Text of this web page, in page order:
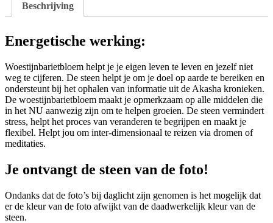
Beschrijving
Energetische werking:
Woestijnbarietbloem helpt je je eigen leven te leven en jezelf niet
weg te cijferen. De steen helpt je om je doel op aarde te bereiken en
ondersteunt bij het ophalen van informatie uit de Akasha kronieken.
De woestijnbarietbloem maakt je opmerkzaam op alle middelen die
in het NU aanwezig zijn om te helpen groeien. De steen vermindert
stress, helpt het proces van veranderen te begrijpen en maakt je
flexibel. Helpt jou om inter-dimensionaal te reizen via dromen of
meditaties.
Je ontvangt de steen van de foto!
Ondanks dat de foto’s bij daglicht zijn genomen is het mogelijk dat
er de kleur van de foto afwijkt van de daadwerkelijk kleur van de
steen.